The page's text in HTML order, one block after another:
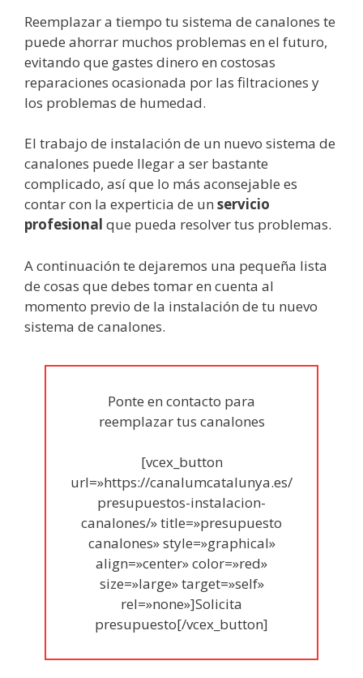
Reemplazar a tiempo tu sistema de canalones te
puede ahorrar muchos problemas en el futuro,
evitando que gastes dinero en costosas
reparaciones ocasionada por las filtraciones y
los problemas de humedad.
El trabajo de instalación de un nuevo sistema de
canalones puede llegar a ser bastante
complicado, así que lo más aconsejable es
contar con la experticia de un servicio
profesional que pueda resolver tus problemas.
A continuación te dejaremos una pequeña lista
de cosas que debes tomar en cuenta al
momento previo de la instalación de tu nuevo
sistema de canalones.
Ponte en contacto para
reemplazar tus canalones
[vcex_button
url=»https://canalumcatalunya.es/
presupuestos-instalacion-
canalones/» title=»presupuesto
canalones» style=»graphical»
align=»center» color=»red»
size=»large» target=»self»
rel=»none»]Solicita
presupuesto[/vcex_button]